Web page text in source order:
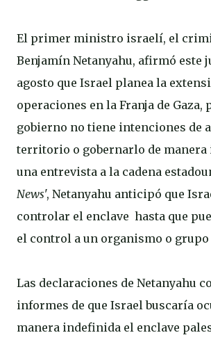
El primer ministro israelí, el
Benjamín Netanyahu, afirmó este
agosto que Israel planea la
operaciones en la Franja de Gaza,
gobierno no tiene intenciones de
territorio o gobernarlo de manera
una entrevista a la cadena
News', Netanyahu anticipó que
controlar el enclave hasta que
el control a un organismo o
Las declaraciones de Netanyahu
informes de que Israel buscaría
manera indefinida el enclave